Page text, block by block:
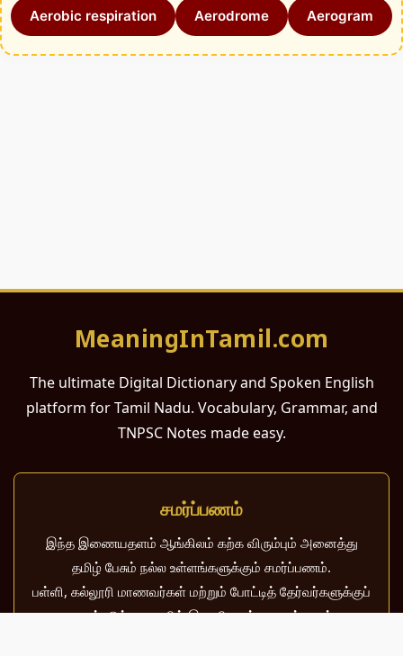
Aerobic respiration Aerodrome Aerogram
MeaningInTamil.com
The ultimate Digital Dictionary and Spoken English
platform for Tamil Nadu. Vocabulary, Grammar, and
TNPSC Notes made easy.
சமர்ப்பணம்
இந்த இணையதளம் ஆங்கிலம் கற்க விரும்பும் அனைத்து
தமிழ் பேசும் நல்ல உள்ளங்களுக்கும் சமர்ப்பணம்.
பள்ளி, கல்லூரி மாணவர்கள் மற்றும் போட்டித் தேர்வர்களுக்குப்
பயன்படும் வகையில் இது மிகவும் கவனத்துடன்